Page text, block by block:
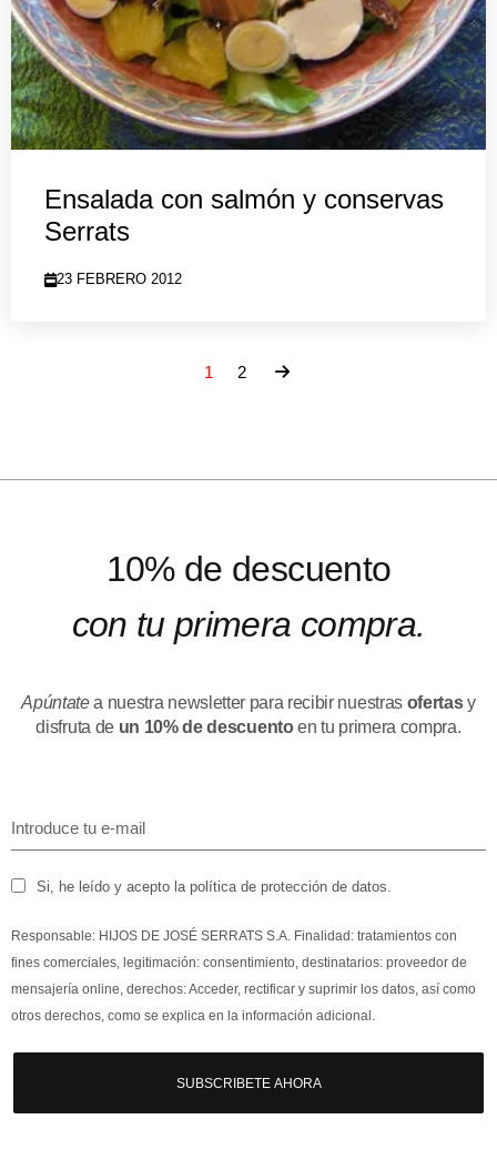
Ensalada con salmón y conservas
Serrats
23 FEBRERO 2012
1 2
10% de descuento
con tu primera compra.
Apúntatea nuestra newsletter para recibir nuestras ofertasy
disfruta de un 10% de descuentoen tu primera compra.
Si, he leído y acepto la política de protección de datos.
Responsable: HIJOS DE JOSÉ SERRATS S.A. Finalidad: tratamientos con
fines comerciales, legitimación: consentimiento, destinatarios: proveedor de
mensajería online, derechos: Acceder, rectificar y suprimir los datos, así como
otros derechos, como se explica en la información adicional.
SUBSCRIBETE AHORA